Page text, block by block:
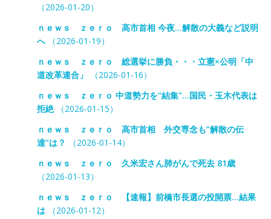
（2026-01-20）
ｎｅｗｓ ｚｅｒｏ 高市首相 今夜…解散の大義など説明
へ（2026-01-19）
ｎｅｗｓ ｚｅｒｏ 総選挙に勝負・・・立憲×公明「中
道改革連合」
（2026-01-16）
ｎｅｗｓ ｚｅｒｏ 中道勢力を“結集”…国民・玉木代表は
拒絶（2026-01-15）
ｎｅｗｓ ｚｅｒｏ 高市首相 外交専念も“解散の伝
達”は？
（2026-01-14）
ｎｅｗｓ ｚｅｒｏ 久米宏さん肺がんで死去 81歳
（2026-01-13）
ｎｅｗｓ ｚｅｒｏ 【速報】前橋市長選の投開票…結果
は（2026-01-12）